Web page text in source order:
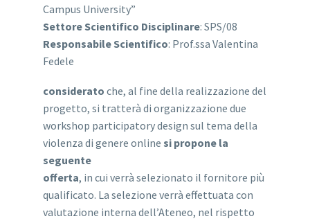
Campus University”
Settore Scientifico Disciplinare: SPS/08
Responsabile Scientifico: Prof.ssa Valentina
Fedele
considerato che, al fine della realizzazione del
progetto, si tratterà di organizzazione due
workshop participatory design sul tema della
violenza di genere online si propone la
seguente
offerta, in cui verrà selezionato il fornitore più
qualificato. La selezione verrà effettuata con
valutazione interna dell’Ateneo, nel rispetto